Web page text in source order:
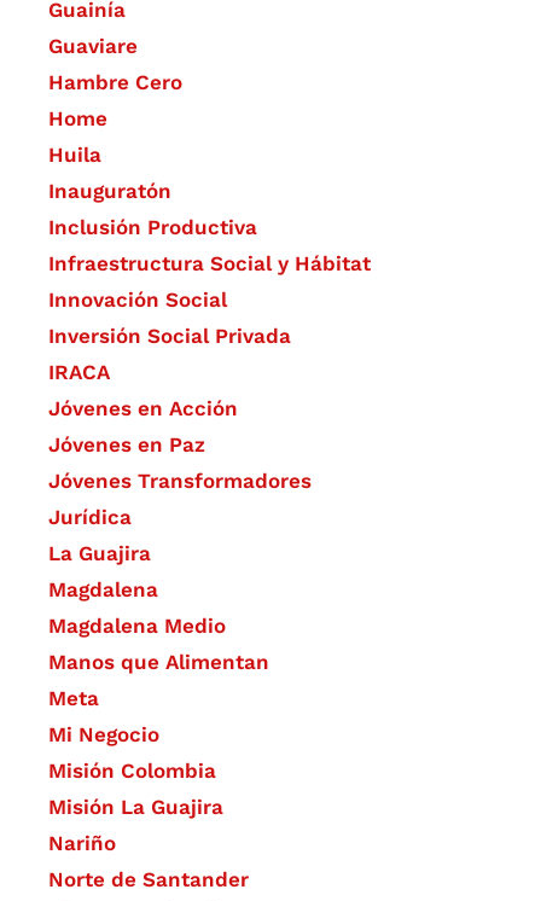
Guainía
Guaviare
Hambre Cero
Home
Huila
Inauguratón
Inclusión Productiva
Infraestructura Social y Hábitat
​Innovación Social
Inversión Social Privada
IRACA
Jóvenes en Acción
Jóvenes en Paz
Jóvenes Transformadores
Jurídica
La Guajira
Magdalena
Magdalena Medio
Manos que Alimentan
Meta
Mi Negocio
Misión Colombia
Misión La Guajira
Nariño
Norte de Santander